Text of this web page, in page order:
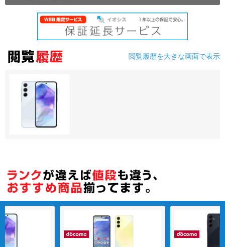
閲覧履歴を大きな画面で表示
年 月 まで
各項目のチェックボックスは「or検索」となります。